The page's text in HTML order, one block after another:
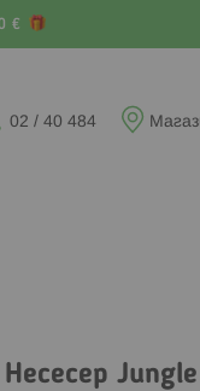
€
02 / 40 484
Несесер